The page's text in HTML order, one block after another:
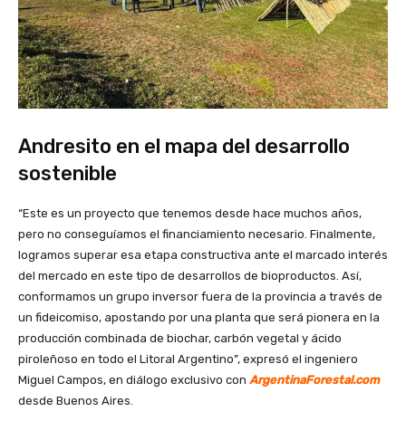
Andresito en el mapa del desarrollo
sostenible
“Este es un proyecto que tenemos desde hace muchos años,
pero no conseguíamos el financiamiento necesario. Finalmente,
logramos superar esa etapa constructiva ante el marcado interés
del mercado en este tipo de desarrollos de bioproductos. Así,
conformamos un grupo inversor fuera de la provincia a través de
un fideicomiso, apostando por una planta que será pionera en la
producción combinada de biochar, carbón vegetal y ácido
piroleñoso en todo el Litoral Argentino”, expresó el ingeniero
Miguel Campos, en diálogo exclusivo con ArgentinaForestal.com
desde Buenos Aires.